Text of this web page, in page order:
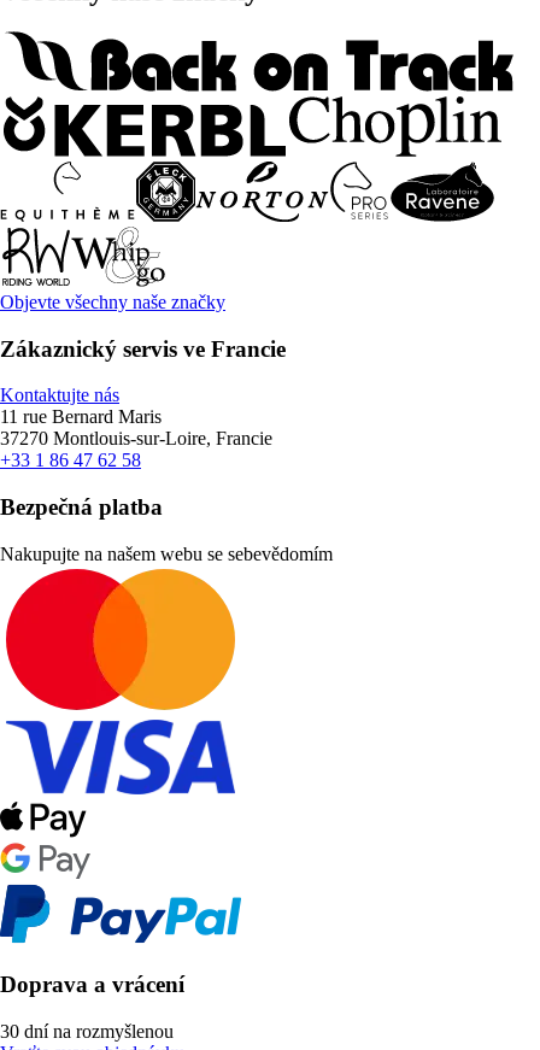
Objevte všechny naše značky
Zákaznický servis ve Francie
Kontaktujte nás
11 rue Bernard Maris
37270 Montlouis-sur-Loire, Francie
+33 1 86 47 62 58
Bezpečná platba
Nakupujte na našem webu se sebevědomím
Doprava a vrácení
30 dní na rozmyšlenou